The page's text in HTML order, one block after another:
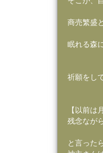
商売繁盛
眠れる森
祈願をし
【以前
残念なが
と言った